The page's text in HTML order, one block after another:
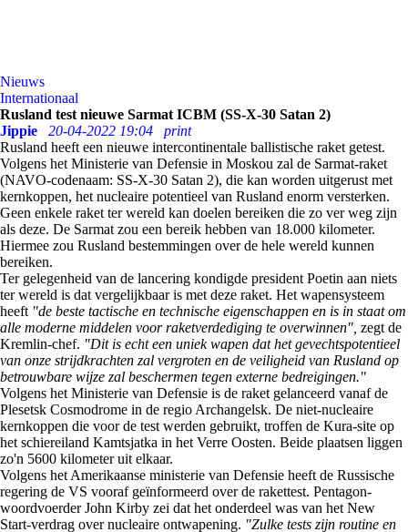
Nieuws
Internationaal
Rusland test nieuwe Sarmat ICBM (SS-X-30 Satan 2)
Jippie
20-04-2022 19:04
print
Rusland heeft een nieuwe intercontinentale ballistische raket getest.
Volgens het Ministerie van Defensie in Moskou zal de Sarmat-raket
(NAVO-codenaam: SS-X-30 Satan 2), die kan worden uitgerust met
kernkoppen, het nucleaire potentieel van Rusland enorm versterken.
Geen enkele raket ter wereld kan doelen bereiken die zo ver weg zijn
als deze. De Sarmat zou een bereik hebben van 18.000 kilometer.
Hiermee zou Rusland bestemmingen over de hele wereld kunnen
bereiken.
Ter gelegenheid van de lancering kondigde president Poetin aan niets
ter wereld is dat vergelijkbaar is met deze raket. Het wapensysteem
heeft "de beste tactische en technische eigenschappen en is in staat om
alle moderne middelen voor raketverdediging te overwinnen", zegt de
Kremlin-chef. "Dit is echt een uniek wapen dat het gevechtspotentieel
van onze strijdkrachten zal vergroten en de veiligheid van Rusland op
betrouwbare wijze zal beschermen tegen externe bedreigingen."
Volgens het Ministerie van Defensie is de raket gelanceerd vanaf de
Plesetsk Cosmodrome in de regio Archangelsk. De niet-nucleaire
kernkoppen die voor de test werden gebruikt, troffen de Kura-site op
het schiereiland Kamtsjatka in het Verre Oosten. Beide plaatsen liggen
zo'n 5600 kilometer uit elkaar.
Volgens het Amerikaanse ministerie van Defensie heeft de Russische
regering de VS vooraf geïnformeerd over de rakettest. Pentagon-
woordvoerder John Kirby zei dat het onderdeel was van het New
Start-verdrag over nucleaire ontwapening. "Zulke tests zijn routine en